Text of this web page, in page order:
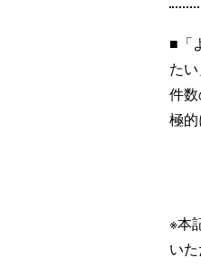
■「
た
件
極的
※本
い